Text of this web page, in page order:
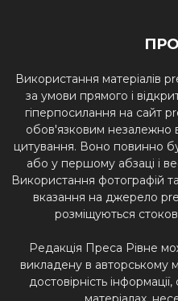
Використання матеріалів
за умови прямого і
гіперпосилання на сайт
обов'язковим незалежно
цитування. Воно повинно
або у першому абзаці і
Використання фотографій
вказання на джерело
розміщуються
Редакція Преса Рівне
викладену в авторському
достовірність